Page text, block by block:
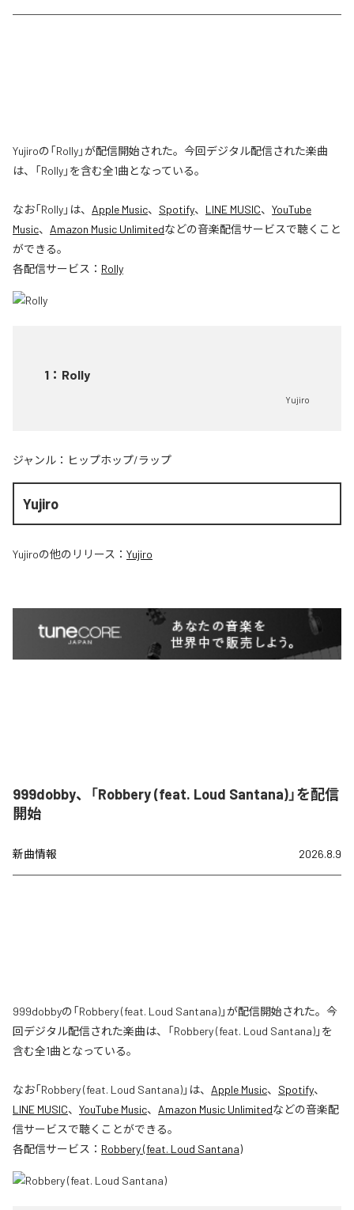
Yujiroの「Rolly」が配信開始された。今回デジタル配信された楽曲
は、「Rolly」を含む全1曲となっている。
なお「Rolly」は、 Apple Music、 Spotify、 LINE MUSIC、 YouTube
Music、 Amazon Music Unlimitedなどの音楽配信サービスで聴くこと
ができる。
各配信サービス： Rolly
1 ： Rolly
Yujiro
ジャンル： ヒップホップ/ラップ
Yujiro
Yujiroの他のリリース： Yujiro
999dobby、「Robbery (feat. Loud Santana)」を配信
開始
新曲情報 2026.8.9
999dobbyの「Robbery (feat. Loud Santana)」が配信開始された。今
回デジタル配信された楽曲は、「Robbery (feat. Loud Santana)」を
含む全1曲となっている。
なお「Robbery (feat. Loud Santana)」は、 Apple Music、 Spotify、
LINE MUSIC、 YouTube Music、 Amazon Music Unlimitedなどの音楽配
信サービスで聴くことができる。
各配信サービス： Robbery (feat. Loud Santana)